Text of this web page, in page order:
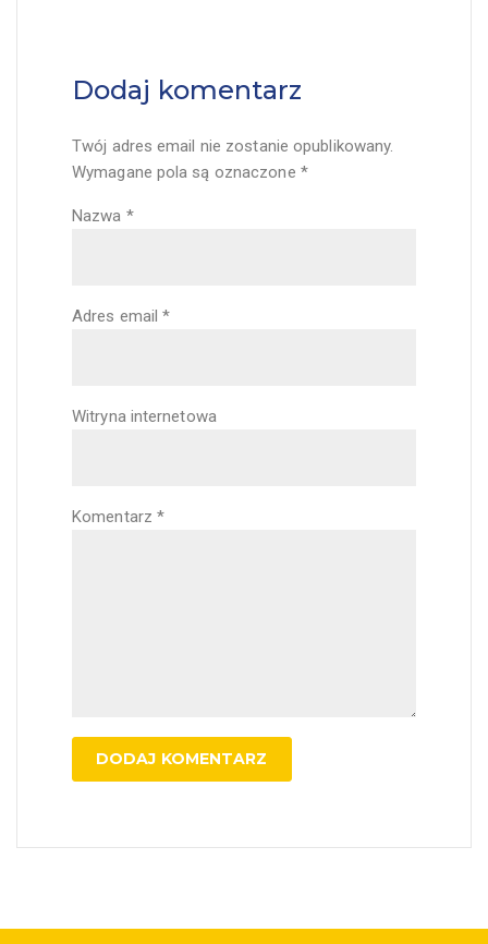
Dodaj komentarz
Twój adres email nie zostanie opublikowany.
Wymagane pola są oznaczone *
Nazwa *
Adres email*
Witryna internetowa
Komentarz *